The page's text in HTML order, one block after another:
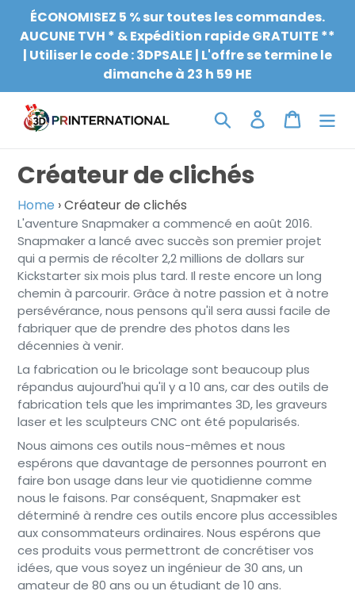
contenu
ÉCONOMISEZ 5 % sur toutes les commandes.
AUCUNE TVH * & Expédition rapide GRATUITE **
| Utiliser le code : 3DPSALE | L'offre se termine le
dimanche à 23 h 59 HE
ChercherConnexion
Chariot
C
o
l
l
e
c
t
i
o
n
:
Créateur de clichés
Home ›Créateur de clichés
L'aventure Snapmaker a commencé en août 2016.
Snapmaker a lancé avec succès son premier projet
qui a permis de récolter 2,2 millions de dollars sur
Kickstarter six mois plus tard. Il reste encore un long
chemin à parcourir. Grâce à notre passion et à notre
persévérance, nous pensons qu'il sera aussi facile de
fabriquer que de prendre des photos dans les
décennies à venir.
La fabrication ou le bricolage sont beaucoup plus
répandus aujourd'hui qu'il y a 10 ans, car des outils de
fabrication tels que les imprimantes 3D, les graveurs
laser et les sculpteurs CNC ont été popularisés.
Nous aimons ces outils nous-mêmes et nous
espérons que davantage de personnes pourront en
faire bon usage dans leur vie quotidienne comme
nous le faisons. Par conséquent, Snapmaker est
déterminé à rendre ces outils encore plus accessibles
aux consommateurs ordinaires. Nous espérons que
ces produits vous permettront de concrétiser vos
idées, que vous soyez un ingénieur de 30 ans, un
amateur de 80 ans ou un étudiant de 10 ans.